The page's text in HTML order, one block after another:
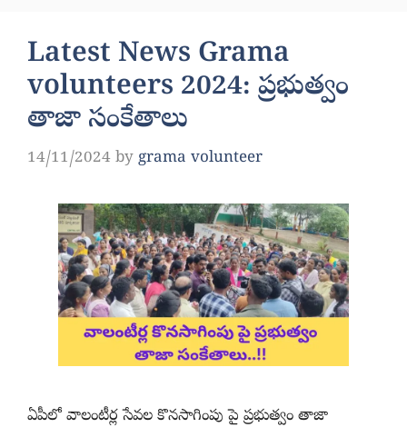
Latest News Grama
volunteers 2024: ప్రభుత్వం
తాజా సంకేతాలు
14/11/2024 by grama volunteer
ఏపీలో వాలంటీర్ల సేవల కొనసాగింపు పై ప్రభుత్వం తాజా